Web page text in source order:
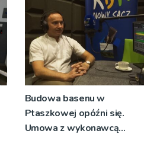
Budowa basenu w
Ptaszkowej opóźni się.
Umowa z wykonawcą